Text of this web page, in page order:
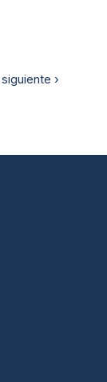
siguiente ›